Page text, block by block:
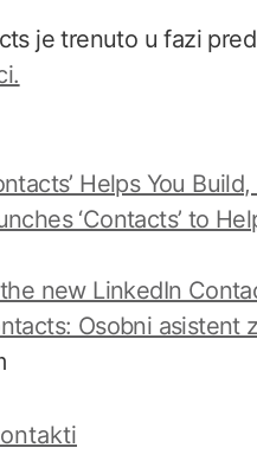
je trenuto u fazi
Helps You
‘Contacts’ to
new LinkedIn
Osobni asistent